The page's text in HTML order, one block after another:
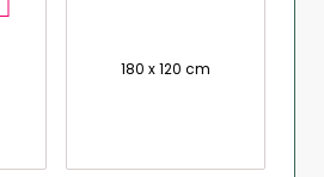
180 x 120 cm